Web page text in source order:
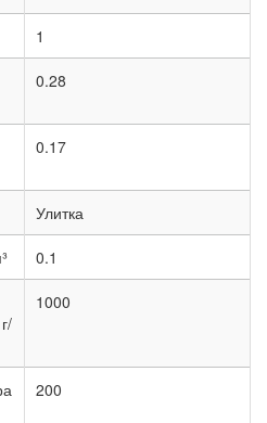
1
0.28
0.17
Улитка
0.1
1000
200